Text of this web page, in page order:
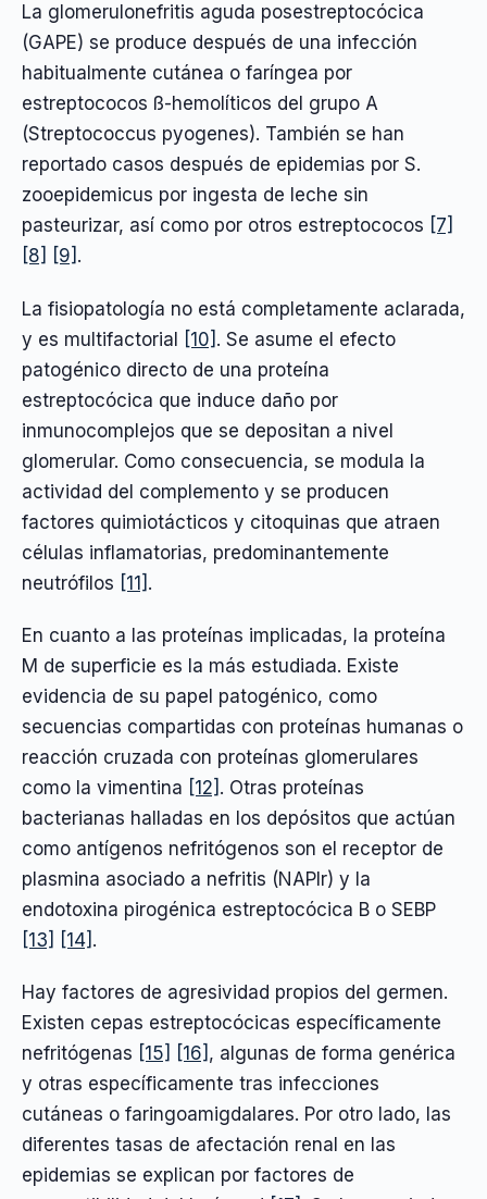
La glomerulonefritis aguda posestreptocócica
(GAPE) se produce después de una infección
habitualmente cutánea o faríngea por
estreptococos ß-hemolíticos del grupo A
(Streptococcus pyogenes). También se han
reportado casos después de epidemias por S.
zooepidemicus por ingesta de leche sin
pasteurizar, así como por otros estreptococos [7]
[8] [9] .
La fisiopatología no está completamente aclarada,
y es multifactorial [10] . Se asume el efecto
patogénico directo de una proteína
estreptocócica que induce daño por
inmunocomplejos que se depositan a nivel
glomerular. Como consecuencia, se modula la
actividad del complemento y se producen
factores quimiotácticos y citoquinas que atraen
células inflamatorias, predominantemente
neutrófilos [11] .
En cuanto a las proteínas implicadas, la proteína
M de superficie es la más estudiada. Existe
evidencia de su papel patogénico, como
secuencias compartidas con proteínas humanas o
reacción cruzada con proteínas glomerulares
como la vimentina [12] . Otras proteínas
bacterianas halladas en los depósitos que actúan
como antígenos nefritógenos son el receptor de
plasmina asociado a nefritis (NAPlr) y la
endotoxina pirogénica estreptocócica B o SEBP
[13] [14] .
Hay factores de agresividad propios del germen.
Existen cepas estreptocócicas específicamente
nefritógenas [15] [16] , algunas de forma genérica
y otras específicamente tras infecciones
cutáneas o faringoamigdalares. Por otro lado, las
diferentes tasas de afectación renal en las
epidemias se explican por factores de